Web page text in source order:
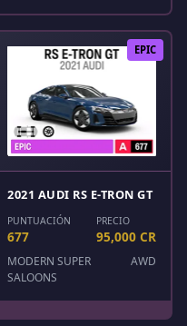
EPIC
2021 AUDI RS E-TRON GT
PUNTUACIÓN
677
PRECIO
95,000 CR
MODERN SUPER
SALOONS
AWD